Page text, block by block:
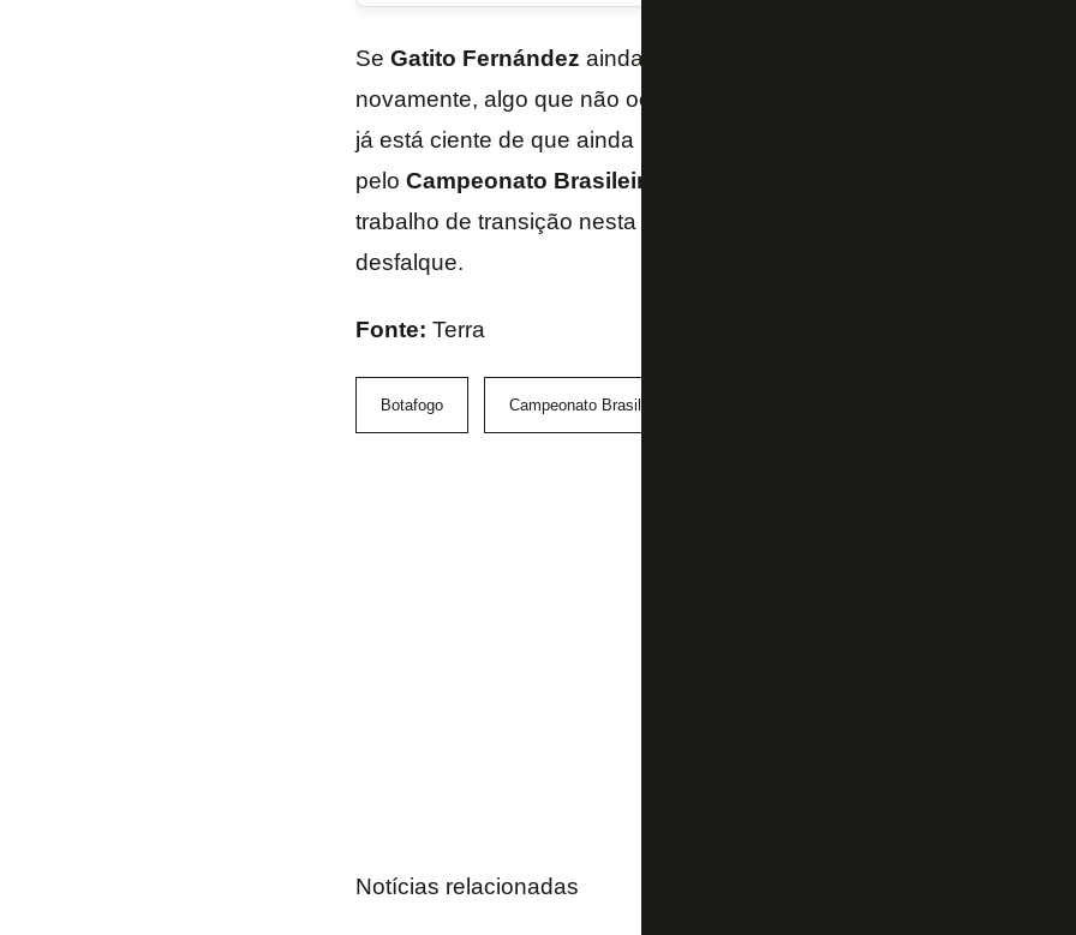
Se Gatito Fernández ainda não sabe se poderá defender à meta do
novamente, algo que não ocorre desde o dia 23 de abril, contra o
já está ciente de que ainda não poderá ser escalado para o jogo
pelo Campeonato Brasileiro
trabalho de transição nesta sexta-feira, irá para a segunda partida
desfalque.
Fonte: Terra
Botafogo Campeonato Brasileiro
Notícias relacionadas